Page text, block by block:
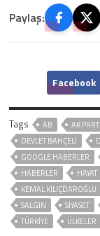
Paylaş:
Facebook
Tags AB AK PARTİ
DEVLET BAHÇELİ
GOOGLE HABERLER
HABERLER
HAYAT
KEMAL KILIÇDAROĞLU
SALGIN
SİYASET
TÜRKİYE
ÜLKELER